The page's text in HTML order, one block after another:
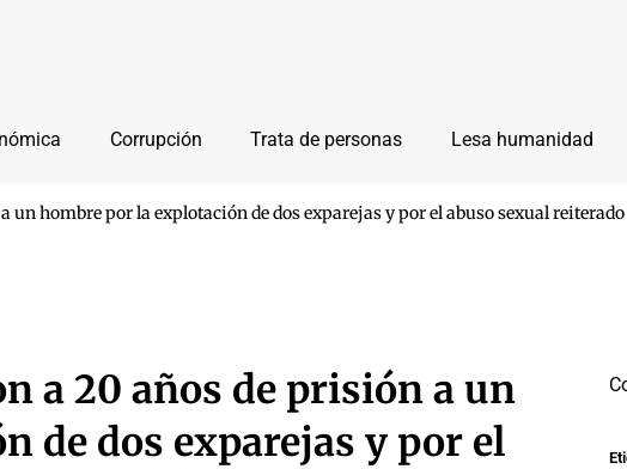
Corrupción Trata de personas Lesa humanidad
un hombre por la explotación de dos exparejas y por el abuso sexual reiterado
a 20 años de prisión a un
de dos exparejas y por el